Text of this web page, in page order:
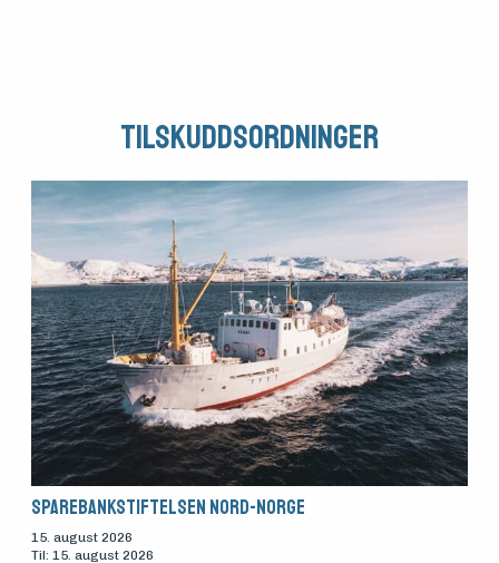
Tilskuddsordninger
Sparebankstiftelsen Nord-Norge
15. august 2026
Til: 15. august 2026